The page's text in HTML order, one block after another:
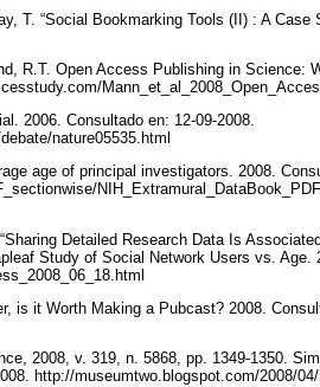
T. “Social Bookmarking Tools (II) : A Case
R.T. Open Access Publishing in Science:
2006. Consultado en: 12-09-2008.
nature05535.html
age of principal investigators. 2008.
Detailed Research Data Is
Study of Social Network Users vs. Age.
is it Worth Making a Pubcast? 2008.
2008, v. 319, n. 5868, pp. 1349-1350.
http://museumtwo.blogspot.com/2008/